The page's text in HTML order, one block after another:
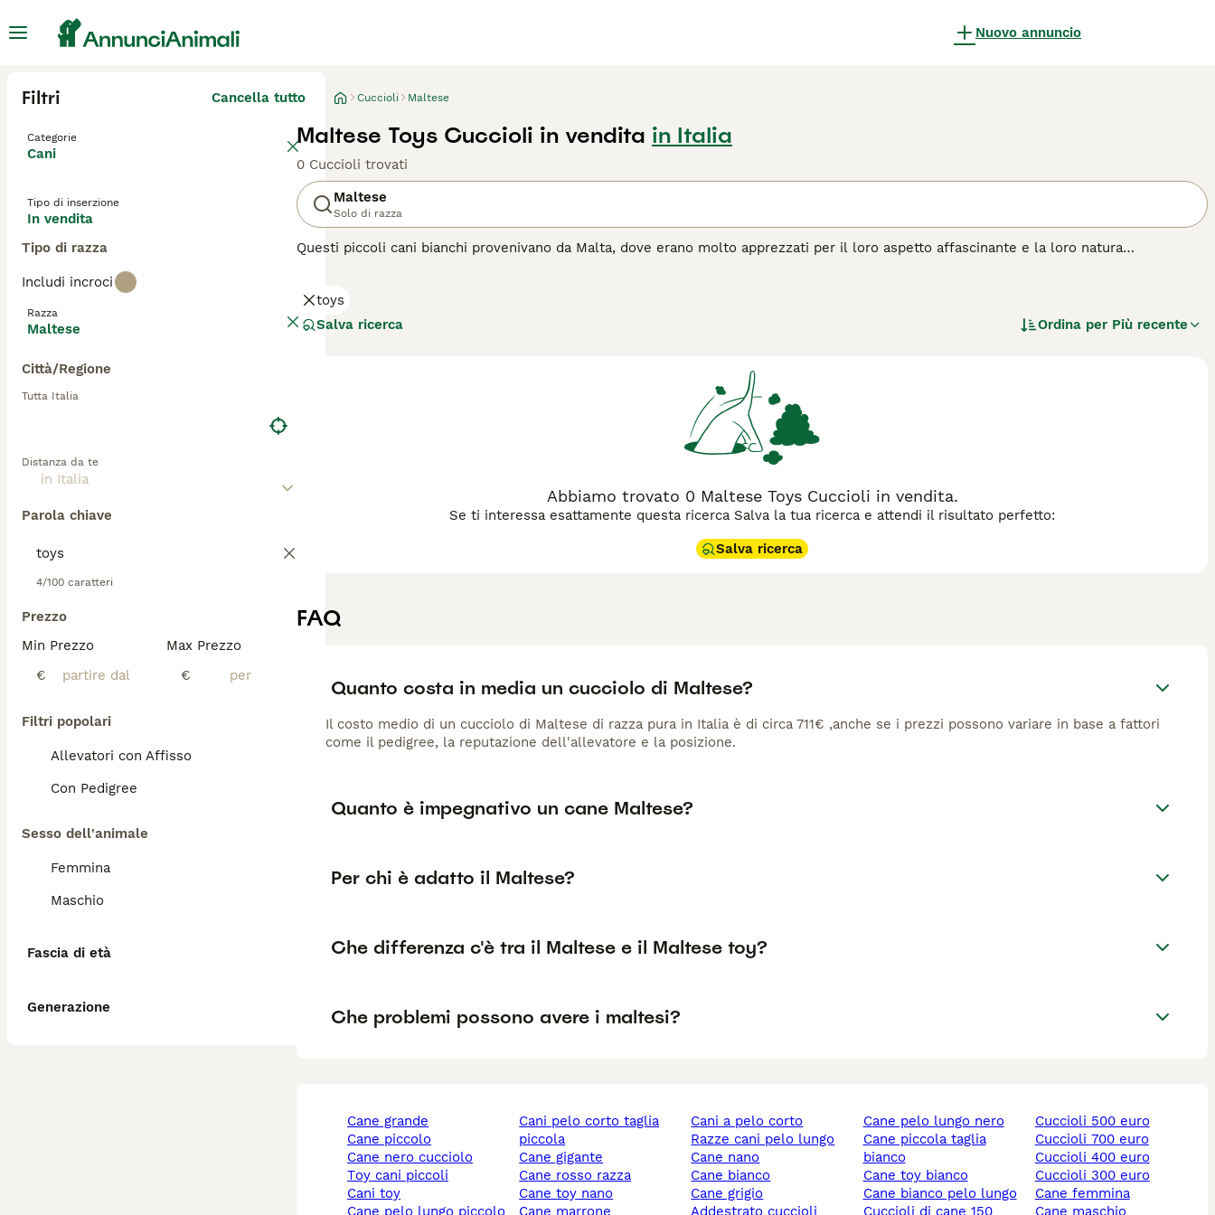
Nuovo annuncio
Filtri Cancella tutto
Categorie
Cani
Tipo di inserzione
In vendita
Tipo di razza
Includi incroci
Razza
Maltese
Città/Regione
Tutta Italia
Distanza da te
Parola chiave
4/100 caratteri
Prezzo
Min Prezzo
€
Max Prezzo
€
Filtri popolari
Allevatori con Affisso
Con Pedigree
Sesso dell'animale
Femmina
Maschio
Fascia di età
Generazione
Cuccioli Maltese
Maltese Toys Cuccioli in vendita in Italia
0 Cuccioli trovati
Maltese
Solo di razza
Questi piccoli cani bianchi provenivano da Malta, dove erano molto apprezzati per il loro aspetto affascinante e la loro natura
gioia condividere con lui la propria casa.
toys
Salva ricerca
Ordina per Più recente
Abbiamo trovato 0 Maltese Toys Cuccioli in vendita.
Se ti interessa esattamente questa ricerca Salva la tua ricerca e attendi il risultato perfetto:
Salva ricerca
FAQ
Quanto costa in media un cucciolo di Maltese?
Il costo medio di un cucciolo di Maltese di razza pura in Italia è di circa 711€ ,anche se i prezzi possono variare in base a fattori
come il pedigree, la reputazione dell'allevatore e la posizione.
Quanto è impegnativo un cane Maltese?
Per chi è adatto il Maltese?
Che differenza c'è tra il Maltese e il Maltese toy?
Che problemi possono avere i maltesi?
cane grande
cane piccolo
cane nero cucciolo
toy cani piccoli
cani toy
cani pelo corto taglia
piccola
cane gigante
cane rosso razza
cane toy nano
cani a pelo corto
razze cani pelo lungo
cane nano
cane bianco
cane grigio
cane pelo lungo nero
cane piccola taglia
bianco
cane toy bianco
cane bianco pelo lungo
cuccioli 500 euro
cuccioli 700 euro
cuccioli 400 euro
cuccioli 300 euro
cane femmina